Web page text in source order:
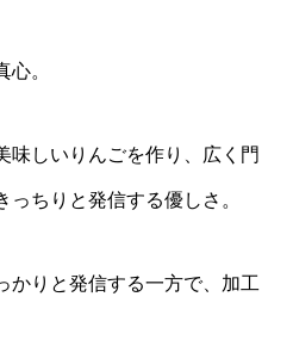
。
味しいりんごを作り、広く門
っちりと発信する優しさ。
かりと発信する一方で、加工